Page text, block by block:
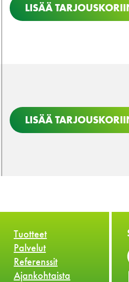
LISÄÄ
LISÄÄ
Tuotteet
Palvelut
Referenssit
Ajankohtaista